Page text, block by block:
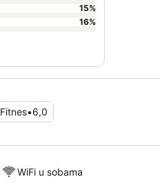
Fitnes•6,0
15%
16%
WiFi u sobama